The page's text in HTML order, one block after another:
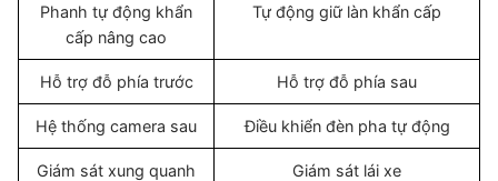
Phanh tự động khẩn
cấp nâng cao
Tự động giữ làn khẩn cấp
Hỗ trợ đỗ phía trước Hỗ trợ đỗ phía sau
Hệ thống camera sau Điều khiển đèn pha tự động
Giám sát xung quanh
Giám sát lái xe